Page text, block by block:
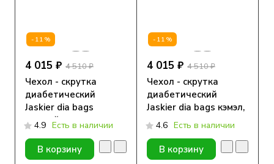
-11%
4 015 ₽ 4 510 ₽
Чехол - скрутка
диабетический
Jaskier dia bags
черный, натуральная
кожа
4.9 Есть в наличии
В корзину
-11%
4 015 ₽ 4 510 ₽
Чехол - скрутка
диабетический
Jaskier dia bags кэмэл,
натуральная кожа
4.6 Есть в наличии
В корзину